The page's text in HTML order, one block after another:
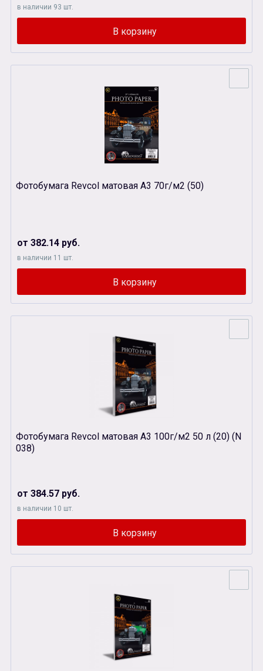
в наличии 93 шт.
Фотобумага Revcol матовая А3 70г/м2 (50)
от 382.14 руб.
в наличии 11 шт.
Фотобумага Revcol матовая А3 100г/м2 50 л (20) (N
038)
от 384.57 руб.
в наличии 10 шт.